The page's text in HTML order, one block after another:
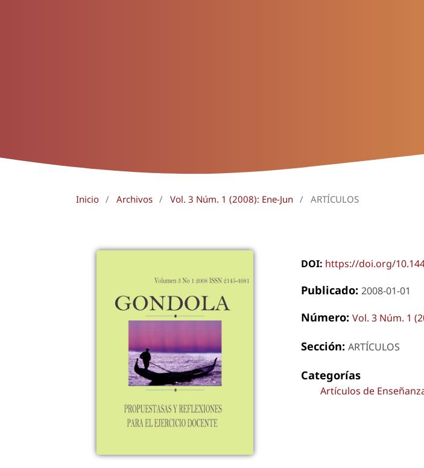
Inicio / Archivos / Vol. 3 Núm. 1 (2008): Ene-Jun / ARTÍCULOS
DOI: https://doi.org/
Publicado: 2008-01-01
Número: Vol. 3 Núm. 1
Sección: ARTÍCULOS
Categorías
Artículos de